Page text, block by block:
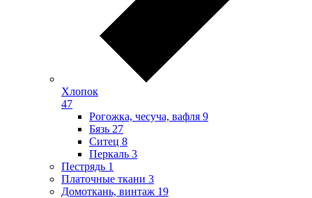
Хлопок
47
Рогожка, чесуча, вафля 9
Бязь 27
Ситец 8
Перкаль 3
Пестрядь 1
Платочные ткани 3
Домоткань, винтаж 19